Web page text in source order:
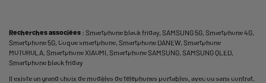
Recherches associées : Smartphone black friday, SAMSUNG 5G, Smartphone 4G,
Smartphone 5G, Coque smartphone, Smartphone DANEW, Smartphone
MOTOROLA, Smartphone XIAOMI, Smartphone SAMSUNG, SAMSUNG QLED,
Smartphone black friday
Il existe un grand choix de modèles de téléphones portables, avec ou sans contrat.